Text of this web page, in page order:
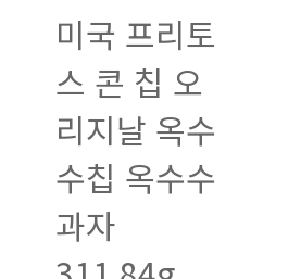
미국 프리토
스 콘 칩 오
리지날 옥수
수칩 옥수수
과자